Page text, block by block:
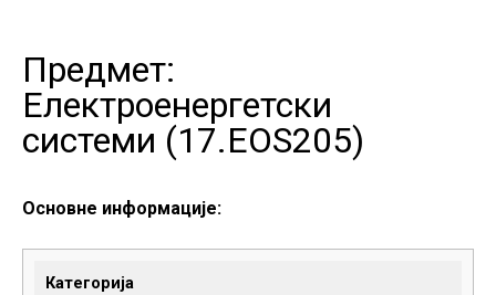
Предмет:
Електроенергетски
системи (17.EOS205)
Основне информације:
Категорија